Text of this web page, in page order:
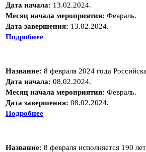
Дата начала: 13.02.2024.
Месяц начала мероприятия: Февраль.
Дата завершения: 13.02.2024.
Подробнее
Название: 8 февраля 2024 года
Дата начала: 08.02.2024.
Месяц начала мероприятия: Февраль.
Дата завершения: 08.02.2024.
Подробнее
Название: 8 февраля исполняется 190